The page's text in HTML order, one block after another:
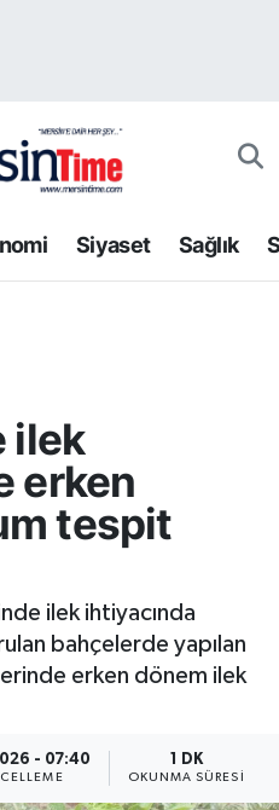
Siyaset Sağlık
ilek
erken
tespit
ilek ihtiyacında
bahçelerde yapılan
erken dönem ilek
- 07:40 1 DK
OKUNMA SÜRESI